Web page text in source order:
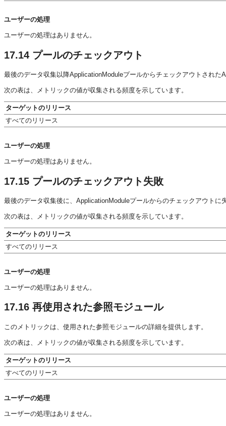
ユーザーの処理
ユーザーの処理はありません。
17.14 プールのチェックアウト
最後のデータ収集以降ApplicationModuleプールからチェックアウトされた
次の表は、メトリックの値が収集される頻度を示しています。
ターゲットのリリース
すべてのリリース
ユーザーの処理
ユーザーの処理はありません。
17.15 プールのチェックアウト失敗
最後のデータ収集後に、ApplicationModuleプールからのチェックアウト
次の表は、メトリックの値が収集される頻度を示しています。
ターゲットのリリース
すべてのリリース
ユーザーの処理
ユーザーの処理はありません。
17.16 再使用された参照モジュール
このメトリックは、使用された参照モジュールの詳細を提供します。
次の表は、メトリックの値が収集される頻度を示しています。
ターゲットのリリース
すべてのリリース
ユーザーの処理
ユーザーの処理はありません。